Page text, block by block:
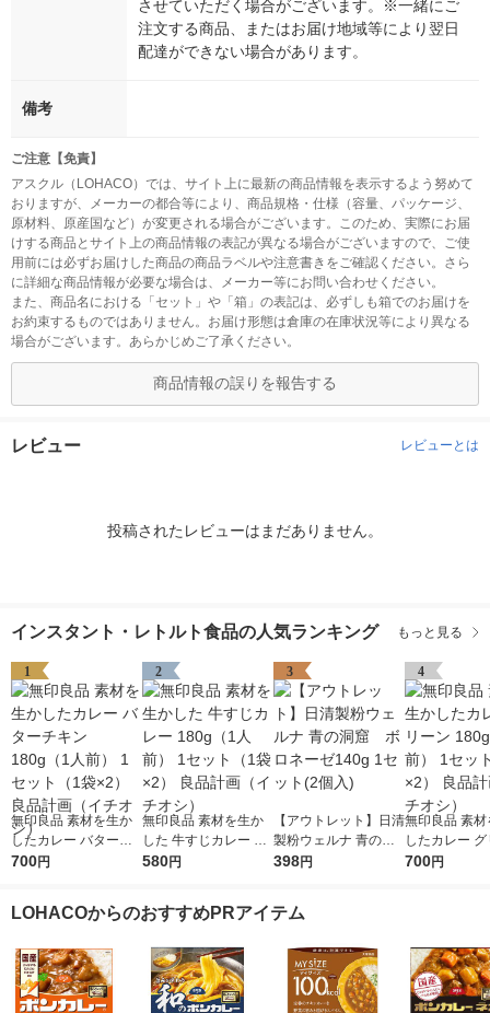
させていただく場合がございます。※一緒にご
注文する商品、またはお届け地域等により翌日
配達ができない場合があります。
備考
ご注意【免責】
アスクル（LOHACO）では、サイト上に最新の商品情報を表示するよう努めて
おりますが、メーカーの都合等により、商品規格・仕様（容量、パッケージ、
原材料、原産国など）が変更される場合がございます。このため、実際にお届
けする商品とサイト上の商品情報の表記が異なる場合がございますので、ご使
用前には必ずお届けした商品の商品ラベルや注意書きをご確認ください。さら
に詳細な商品情報が必要な場合は、メーカー等にお問い合わせください。
また、商品名における「セット」や「箱」の表記は、必ずしも箱でのお届けを
お約束するものではありません。お届け形態は倉庫の在庫状況等により異なる
場合がございます。あらかじめご了承ください。
商品情報の誤りを報告する
レビュー レビューとは
投稿されたレビューはまだありません。
インスタント・レトルト食品の人気ランキング もっと見る
1
無印良品 素材を生か
したカレー バターチ
キン 180g（1人前） 1
700円
2
無印良品 素材を生か
した 牛すじカレー 18
0g（1人前） 1セット
580円
3
【アウトレット】日清
製粉ウェルナ 青の洞
窟 ボロネーゼ140g
398円
4
無印良品 素材
したカレー
180g（1人前
700円
LOHACOからのおすすめPRアイテム